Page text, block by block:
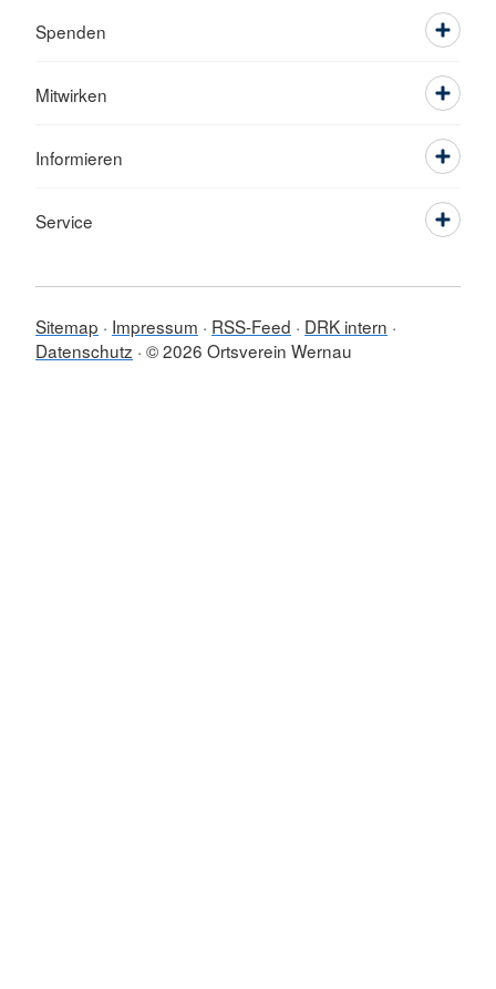
Spenden
Mitwirken
Informieren
Service
Sitemap Impressum RSS-Feed
DRK intern
Datenschutz © 2026 Ortsverein Wernau